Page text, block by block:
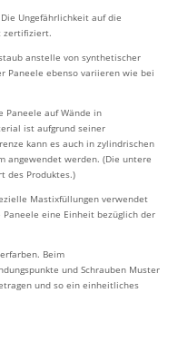
Ungefährlichkeit auf die
zertifiziert.
anstelle von synthetischer
Paneele ebenso variieren wie bei
Paneele auf Wände in
ist aufgrund seiner
kann es auch in zylindrischen
angewendet werden. (Die untere
des Produktes.)
Mastixfüllungen verwendet
eine Einheit bezüglich der
Beim
und Schrauben Muster
und so ein einheitliches